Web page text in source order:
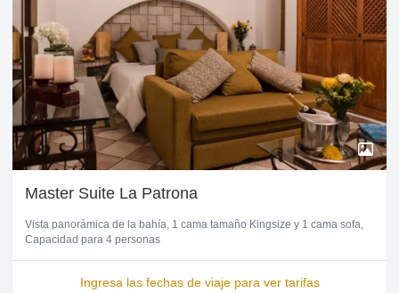
Master Suite La Patrona
Vista panorámica de la bahía 1 cama tamaño Kingsize y 1 cama sofa
Capacidad para 4 personas
Ingresa las fechas de viaje para ver tarifas